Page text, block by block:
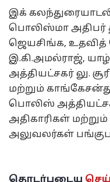
இக்
பொலிஸ்மா அதிபர்
ஜெயசிங்க,
இ.கி.அமல்ராஜ்,
அத்தியட்சகர் லு.
மற்றும்
பொலிஸ்
அதிகாரிகள்
அலுவலர்கள்